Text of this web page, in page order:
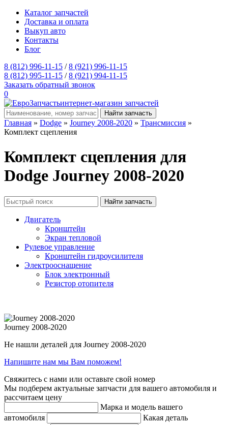
Каталог запчастей
Доставка и оплата
Выкуп авто
Контакты
Блог
8 (812) 996-11-15 /8 (921) 996-11-15
8 (812) 995-11-15 /8 (921) 994-11-15
Заказать обратный звонок
0
интернет-магазин запчастей
Главная » Dodge » Journey 2008-2020 » Трансмиссия »
Комплект сцепления
Комплект сцепления для
Dodge Journey 2008-2020
Двигатель
Кронштейн
Экран тепловой
Рулевое управление
Кронштейн гидроусилителя
Электрооснащение
Блок электронный
Резистор отопителя
Journey 2008-2020
Не нашли деталей для Journey 2008-2020
Напишите нам мы Вам поможем!
Свяжитесь с нами или оставьте свой номер
Мы подберем актуальные запчасти для вашего автомобиля и
рассчитаем цену
Марка и модель вашего
автомобиля
Какая деталь